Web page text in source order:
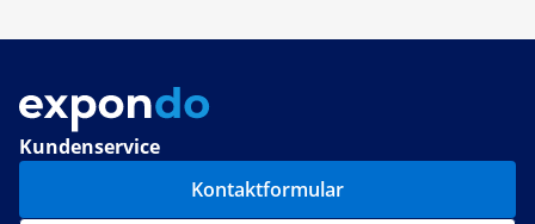
Kundenservice
Kontaktformular